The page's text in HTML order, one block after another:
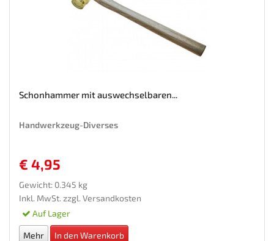
Schonhammer mit auswechselbaren...
Handwerkzeug-Diverses
€ 4,95
Gewicht: 0.345 kg
Inkl. MwSt. zzgl. Versandkosten
Auf Lager
Mehr In den Warenkorb